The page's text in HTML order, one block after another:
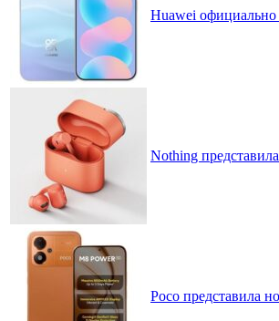
Huawei
Nothing
Poco представила